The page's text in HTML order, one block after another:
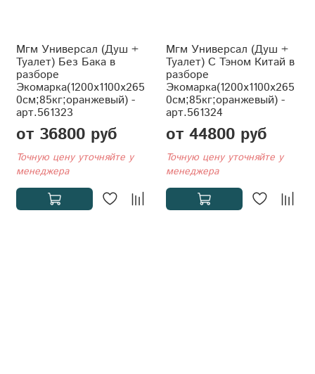
Мгм Универсал (Душ +
Туалет) Без Бака в
разборе
Экомарка(1200x1100x265
0см;85кг;оранжевый) -
арт.561323
от 36800 руб
Точную цену уточняйте у
менеджера
Мгм Универсал (Душ +
Туалет) С Тэном Китай в
разборе
Экомарка(1200x1100x265
0см;85кг;оранжевый) -
арт.561324
от 44800 руб
Точную цену уточняйте у
менеджера